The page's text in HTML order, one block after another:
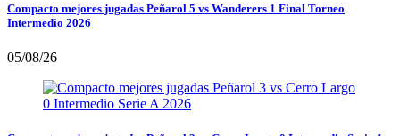
Compacto mejores jugadas Peñarol 5 vs Wanderers 1 Final Torneo
Intermedio 2026
05/08/26